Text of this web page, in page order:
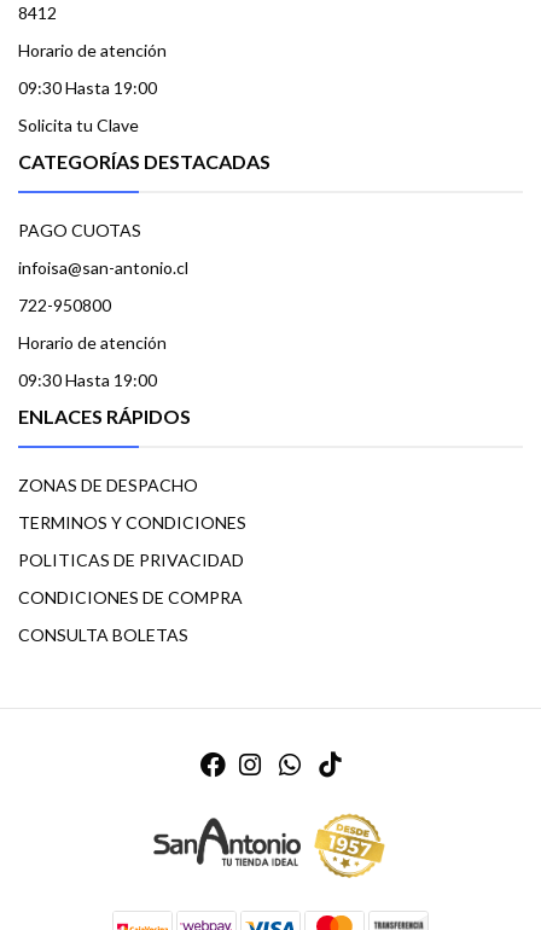
8412
Horario de atención
09:30 Hasta 19:00
Solicita tu Clave
CATEGORÍAS DESTACADAS
PAGO CUOTAS
infoisa@san-antonio.cl
722-950800
Horario de atención
09:30 Hasta 19:00
ENLACES RÁPIDOS
ZONAS DE DESPACHO
TERMINOS Y CONDICIONES
POLITICAS DE PRIVACIDAD
CONDICIONES DE COMPRA
CONSULTA BOLETAS